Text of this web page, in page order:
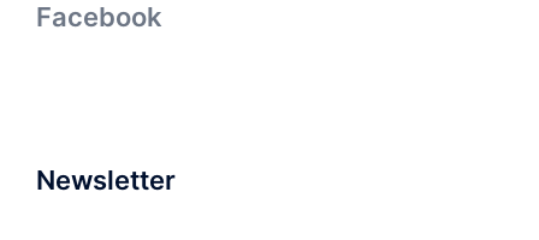
Facebook
Newsletter